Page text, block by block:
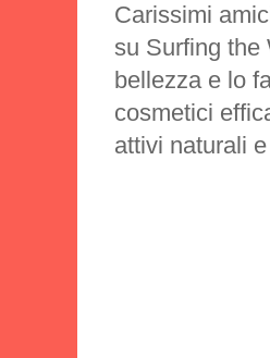
Carissimi
su Surfing the
bellezza e lo
cosmetici
attivi naturali